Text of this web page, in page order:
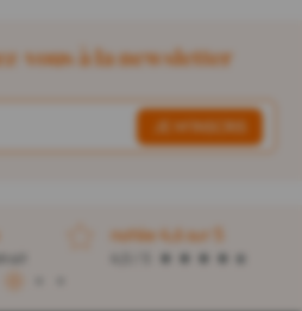
vous à la newsletter
notée 4,6 sur 5
1